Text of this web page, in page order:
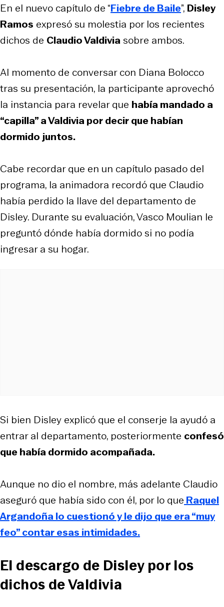
En el nuevo capítulo de “Fiebre de Baile”, Disley
Ramos expresó su molestia por los recientes
dichos de Claudio Valdiviasobre ambos.
Al momento de conversar con Diana Bolocco
tras su presentación, la participante aprovechó
la instancia para revelar que había mandado a
“capilla” a Valdivia por decir que habían
dormido juntos.
Cabe recordar que en un capítulo pasado del
programa, la animadora recordó que Claudio
había perdido la llave del departamento de
Disley. Durante su evaluación, Vasco Moulian le
preguntó dónde había dormido si no podía
ingresar a su hogar.
Si bien Disley explicó que el conserje la ayudó a
entrar al departamento, posteriormente confesó
que había dormido acompañada.
Aunque no dio el nombre, más adelante Claudio
aseguró que había sido con él, por lo que Raquel
Argandoña lo cuestionó y le dijo que era “muy
feo” contar esas intimidades.
El descargo de Disley por los
dichos de Valdivia